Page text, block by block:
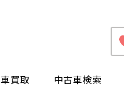
車買取 中古車検索